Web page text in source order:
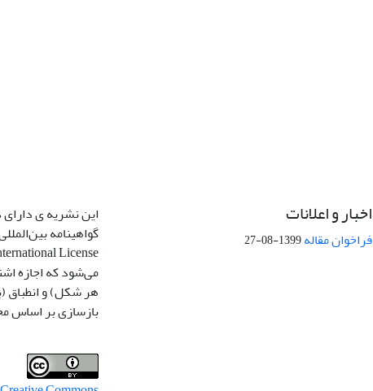
اخبار و اعلانات
فراخوان مقاله1399-08-27
این نشریه ی
می‌شود که اجازه
هر شکل) و انطباق
بازسازی بر اساس